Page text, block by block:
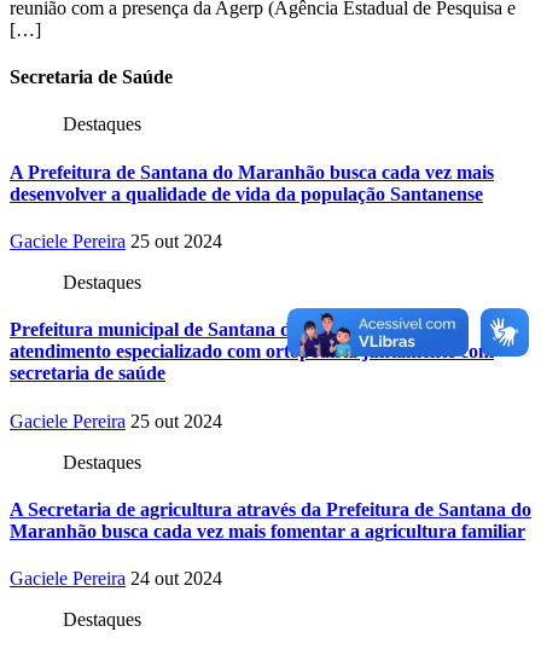
reunião com a presença da Agerp (Agência Estadual de Pesquisa e
[…]
Secretaria de Saúde
Destaques
A Prefeitura de Santana do Maranhão busca cada vez mais
desenvolver a qualidade de vida da população Santanense
Gaciele Pereira 25 out 2024
Destaques
Prefeitura municipal de Santana do Maranhão oferece
atendimento especializado com ortopedista juntamente com
secretaria de saúde
Gaciele Pereira 25 out 2024
Destaques
A Secretaria de agricultura através da Prefeitura de Santana do
Maranhão busca cada vez mais fomentar a agricultura familiar
Gaciele Pereira 24 out 2024
Destaques